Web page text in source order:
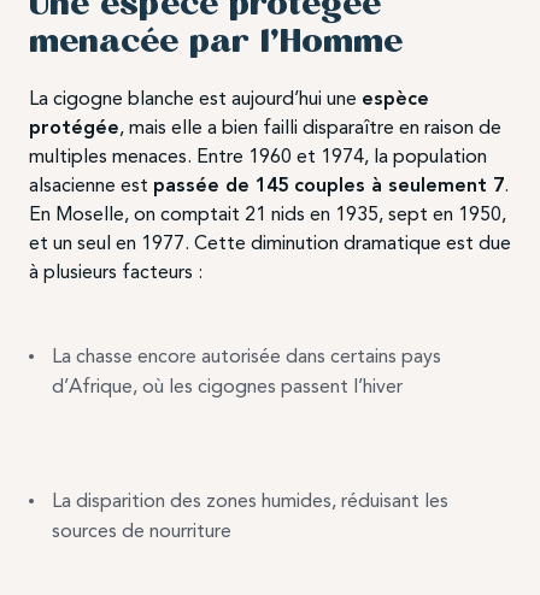
menacée par l’Homme
La cigogne blanche est aujourd’hui une espèce
protégée, mais elle a bien failli disparaître en raison de
multiples menaces. Entre 1960 et 1974, la population
alsacienne est passée de 145 couples à seulement 7.
En Moselle, on comptait 21 nids en 1935, sept en 1950,
et un seul en 1977. Cette diminution dramatique est due
à plusieurs facteurs :
La chasse encore autorisée dans certains pays
d’Afrique, où les cigognes passent l’hiver
La disparition des zones humides, réduisant les
sources de nourriture